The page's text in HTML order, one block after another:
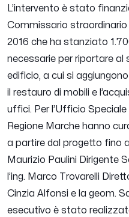
L’intervento è stato
Commissario
2016 che ha stanziato
necessarie per riportare al
edificio, a cui si
il restauro di mobili e
uffici. Per l’Ufficio
Regione Marche hanno
a partire dal progetto fino
Maurizio Paulini Dirigente
l’ing. Marco Trovarelli
Cinzia Alfonsi e la geom.
esecutivo è stato